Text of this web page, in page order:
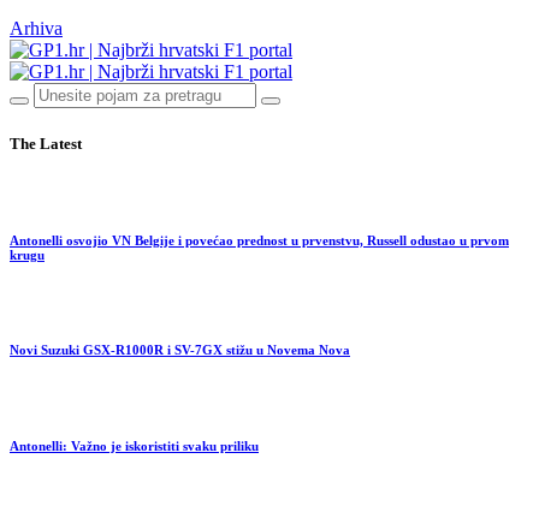
Arhiva
The Latest
Antonelli osvojio VN Belgije i povećao prednost u prvenstvu, Russell odustao u prvom
krugu
Novi Suzuki GSX-R1000R i SV-7GX stižu u Novema Nova
Antonelli: Važno je iskoristiti svaku priliku